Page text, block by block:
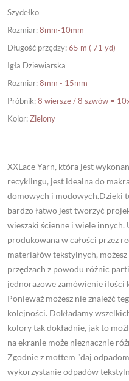
Szydełko
Rozmiar:8mm-10mm
Długość przędzy:65 m ( 71 yd)
Igła Dziewiarska
Rozmiar:8mm - 15mm
Próbnik:8 wiersze / 8 szwów =
Kolor:Zielony
XXLace Yarn, która jest
recyklingu, jest idealna do
domowych i modowych.Dzięki
bardzo łatwo jest tworzyć
wieszaki ścienne i wiele innych.
produkowana w całości przez
materiałów tekstylnych,
przędzach z powodu różnic
jednorazowe zamówienie ilości
Ponieważ możesz nie znaleźć
kolejności. Dokładamy
kolory tak dokładnie, jak to
na ekranie może nieznacznie
Zgodnie z mottem "daj
wykorzystanie odpadów